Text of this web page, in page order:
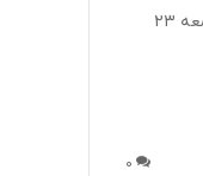
به گزارش دادرسی؛. ثبت‌نام آزمون EPT خرداد ماه 1401 دانشگاه آزاد اسلامی تا ساعت ۲۴ جمعه ۲۳
0